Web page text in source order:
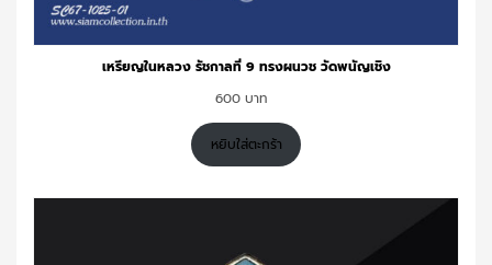
เหรียญในหลวง รัชกาลที่ 9 ทรงผนวช วัดพนัญเชิง
600
หยิบใส่ตะกร้า